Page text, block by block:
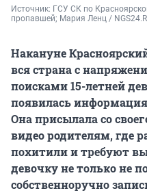
Источник: ГСУ СК по
пропавшей; Мария Ленц /
Накануне
вся страна с
поисками15-летней
появилась
Она присылала со
видео родителям, где
похитили и требуют
девочку не только не
собственноручно